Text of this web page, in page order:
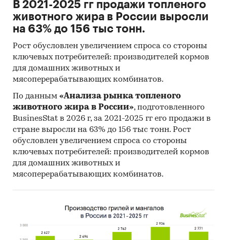
Economic Cooperation and Development).
15. Материалы International Trade Centre.
16. Материалы Index Mundi.
17. Результаты исследований DISCOVERY
Research Group.
Объем и структура выборки
Процедура контент-анализа документов не
предполагает расчета объема выборочной
совокупности. Обработке и анализу подлежат
все доступные исследователю документы.
К отчету прилагается обработанная и
пригодная к дальнейшему использованию база
данных с подробной информацией об импорте
в Россию и экспорте из России клея
однокомпонентного ПУР. База включает в себя
большое число различных показателей:
В 2021-2025 гг продажи топленого
животного жира в России выросли
на 63% до 156 тыс тонн.
Рост обусловлен увеличением спроса со стороны
ключевых потребителей: производителей кормов
для домашних животных и
мясоперерабатывающих комбинатов.
По данным «Анализа рынка топленого
животного жира в России», подготовленного
BusinesStat в 2026 г, за 2021-2025 гг его продажи в
стране выросли на 63% до 156 тыс тонн. Рост
обусловлен увеличением спроса со стороны
ключевых потребителей: производителей кормов
для домашних животных и
мясоперерабатывающих комбинатов.